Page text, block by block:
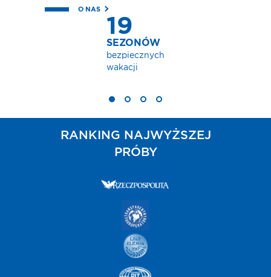
O NAS
19
SEZONÓW
bezpiecznych
wakacji
RANKING NAJWYŻSZEJ
PRÓBY